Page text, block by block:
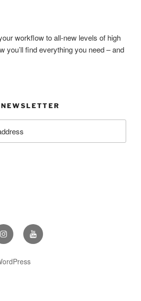
workflow to all-new levels of high
you’ll find everything you need – and
InstagramYoutube